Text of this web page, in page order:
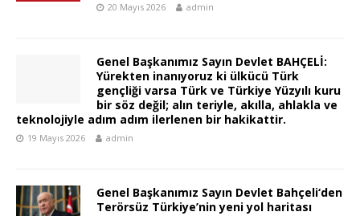
20 Mayıs 2026 admin
Genel Başkanımız Sayın Devlet BAHÇELİ:
Yürekten inanıyoruz ki ülkücü Türk
gençliği varsa Türk ve Türkiye Yüzyılı kuru
bir söz değil; alın teriyle, akılla, ahlakla ve
teknolojiyle adım adım ilerlenen bir hakikattir.
19 Mayıs 2026 admin
Genel Başkanımız Sayın Devlet Bahçeli‘den
Terörsüz Türkiye’nin yeni yol haritası